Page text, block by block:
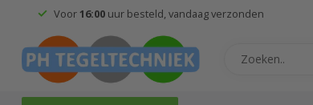
Voor16:00uur besteld, vandaag verzonden